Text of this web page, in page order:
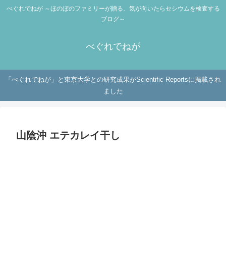
べぐれでねが ～ほのぼのファミリーが贈る、気が向いたらセシウムを検査する
ブログ～
べぐれでねが
「べぐれでねが」と東京大学との研究成果がScientific Reportsに掲載され
ました
山陰沖 エテカレイ干し